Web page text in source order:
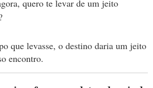
quero te levar de um jeito
que levasse, o destino daria um jeito
encontro.